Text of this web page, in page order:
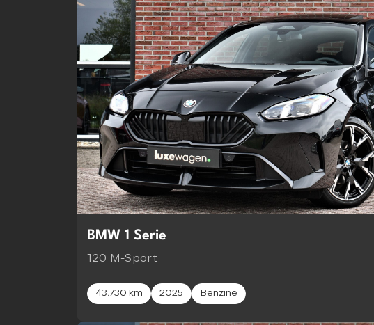
BMW 1 Serie
120 M-Sport
43.730 km 2025 Benzine